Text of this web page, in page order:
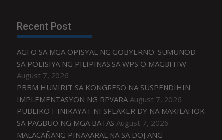
Recent Post
AGFO SA MGA OPISYAL NG GOBYERNO: SUMUNOD
SA POLISIYA NG PILIPINAS SA WPS O MAGBITIW
August 7, 2026
PBBM HUMIRIT SA KONGRESO NA SUSPENDIHIN
IMPLEMENTASYON NG RPVARA August 7, 2026
PUBLIKO HINIKAYAT NI SPEAKER DY NA MAKILAHOK
SA PAGBUO NG MGA BATAS August 7, 2026
MALACAÑANG PINAAARAL NA SA DOJ ANG